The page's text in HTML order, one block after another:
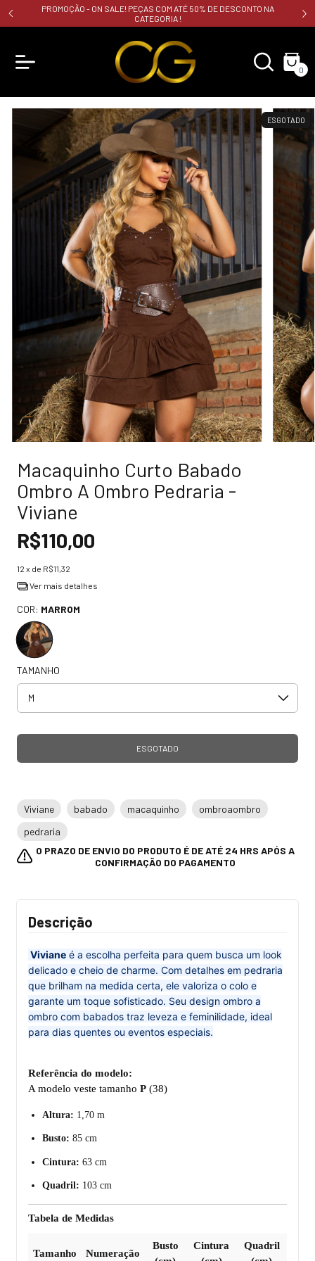
PROMOÇÃO - ON SALE! PEÇAS COM ATÉ 50% DE DESCONTO NA
CATEGORIA !
0
ESGOTADO
Macaquinho Curto Babado
Ombro A Ombro Pedraria -
Viviane
R$110,00
12 x de R$11,32
Ver mais detalhes
COR: MARROM
TAMANHO
Viviane babado macaquinho
ombroaombro
pedraria
O PRAZO DE ENVIO DO PRODUTO É DE ATÉ 24 HRS APÓS A
CONFIRMAÇÃO DO PAGAMENTO
Descrição
Viviane é a escolha perfeita para quem busca um look
delicado e cheio de charme. Com detalhes em pedraria
que brilham na medida certa, ele valoriza o colo e
garante um toque sofisticado. Seu design ombro a
ombro com babados traz leveza e feminilidade, ideal
para dias quentes ou eventos especiais.
Referência do modelo:
A modelo veste tamanho P (38)
Altura: 1,70 m
Busto: 85 cm
Cintura: 63 cm
Quadril: 103 cm
Tabela de Medidas
Tamanho Numeração
Busto
Cintura
Quadril